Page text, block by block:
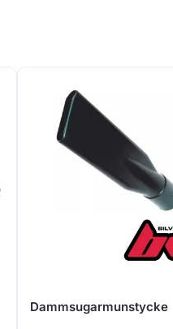
Dammsugarmunstycke